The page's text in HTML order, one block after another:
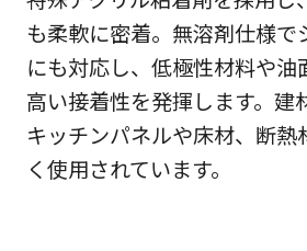
も柔軟に密着。無溶剤仕様で
にも対応し、低極性材料や油
高い接着性を発揮します。建
キッチンパネルや床材、断
く使用されています。